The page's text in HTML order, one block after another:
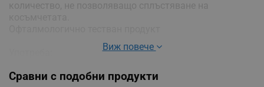
мигли, като повдигнете брадичката и насочите поглед
Виж повече
Сравни с подобни продукти